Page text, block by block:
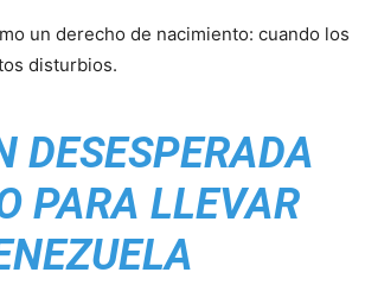
un derecho de nacimiento: cuando los
disturbios.
DESESPERADA
PARA LLEVAR